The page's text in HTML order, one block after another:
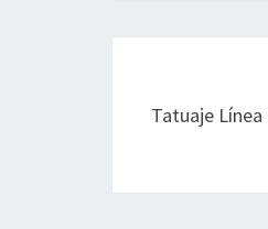
entradas
Tatuaje Línea